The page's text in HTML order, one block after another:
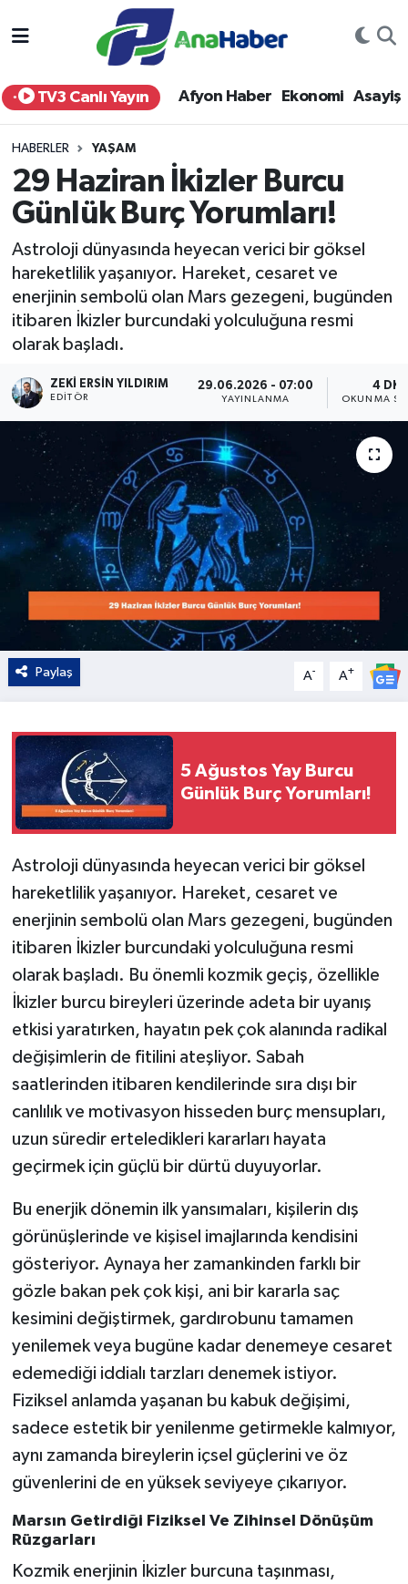
TV3 Canlı Yayın Afyon Haber Ekonomi Asayiş
HABERLER YAŞAM
29 Haziran İkizler Burcu
Günlük Burç Yorumları!
Astroloji dünyasında heyecan verici bir göksel
hareketlilik yaşanıyor. Hareket, cesaret ve
enerjinin sembolü olan Mars gezegeni, bugünden
itibaren İkizler burcundaki yolculuğuna resmi
olarak başladı.
ZEKI ERSIN YILDIRIM
EDITÖR
29.06.2026 - 07:00
YAYINLANMA
4 DK
OKUNMA
Paylaş A- A+
5 Ağustos Yay Burcu
Günlük Burç Yorumları!
Astroloji dünyasında heyecan verici bir göksel
hareketlilik yaşanıyor. Hareket, cesaret ve
enerjinin sembolü olan Mars gezegeni, bugünden
itibaren İkizler burcundaki yolculuğuna resmi
olarak başladı. Bu önemli kozmik geçiş, özellikle
İkizler burcu bireyleri üzerinde adeta bir uyanış
etkisi yaratırken, hayatın pek çok alanında radikal
değişimlerin de fitilini ateşliyor. Sabah
saatlerinden itibaren kendilerinde sıra dışı bir
canlılık ve motivasyon hisseden burç mensupları,
uzun süredir erteledikleri kararları hayata
geçirmek için güçlü bir dürtü duyuyorlar.
Bu enerjik dönemin ilk yansımaları, kişilerin dış
görünüşlerinde ve kişisel imajlarında kendisini
gösteriyor. Aynaya her zamankinden farklı bir
gözle bakan pek çok kişi, ani bir kararla saç
kesimini değiştirmek, gardırobunu tamamen
yenilemek veya bugüne kadar denemeye cesaret
edemediği iddialı tarzları denemek istiyor.
Fiziksel anlamda yaşanan bu kabuk değişimi,
sadece estetik bir yenilenme getirmekle kalmıyor,
aynı zamanda bireylerin içsel güçlerini ve öz
güvenlerini de en yüksek seviyeye çıkarıyor.
Marsın Getirdiği Fiziksel Ve Zihinsel Dönüşüm
Rüzgarları
Kozmik enerjinin İkizler burcuna taşınması,
Yurt Haber
Afyon Haber
Siyaset
Spor
Eğitim
Sağlık
Teknoloji
Kültür - Sanat
Yaşam
Afyonkarahisar Nöbetçi Eczaneler
Afyonkarahisar Hava Durumu
Afyonkarahisar Namaz Vakitleri
Afyonkarahisar Trafik Yoğunluk Haritası
Süper Lig Puan Durumu ve Fikstür
Tüm Manşetler
Son Dakika Haberleri
Haber Arşivi